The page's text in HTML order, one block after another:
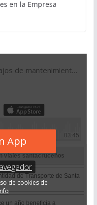
en la Empresa